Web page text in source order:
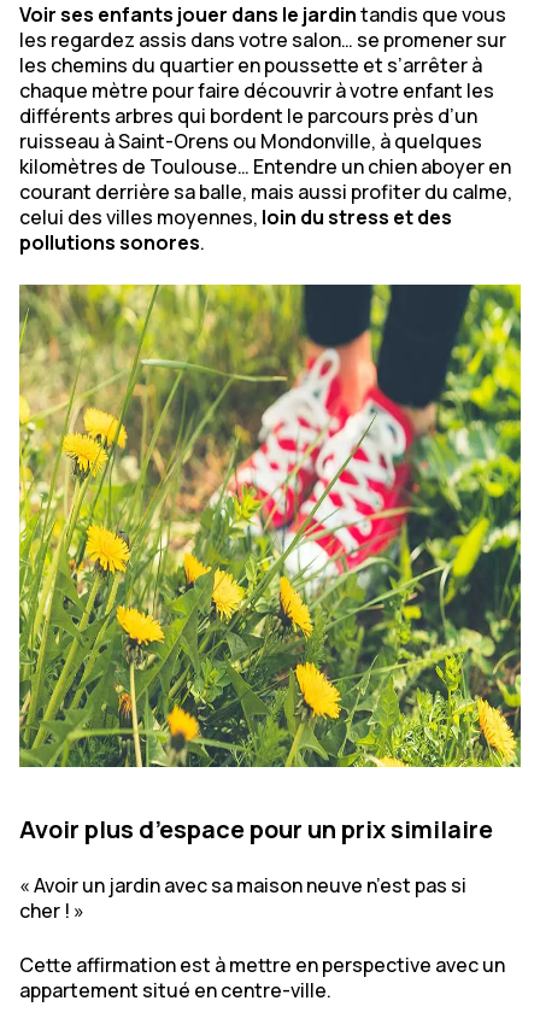
Voir ses enfants jouer dans le jardintandis que vous
les regardez assis dans votre salon… se promener sur
les chemins du quartier en poussette et s’arrêter à
chaque mètre pour faire découvrir à votre enfant les
différents arbres qui bordent le parcours près d’un
ruisseau à Saint-Orens ou Mondonville, à quelques
kilomètres de Toulouse… Entendre un chien aboyer en
courant derrière sa balle, mais aussi profiter du calme,
celui des villes moyennes, loin du stress et des
pollutions sonores.
Avoir plus d’espace pour un prix similaire
« Avoir un jardin avec sa maison neuve n’est pas si
cher ! »
Cette affirmation est à mettre en perspective avec un
appartement situé en centre-ville.